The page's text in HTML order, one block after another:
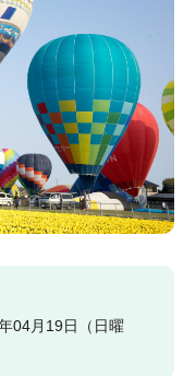
04月19日（日曜